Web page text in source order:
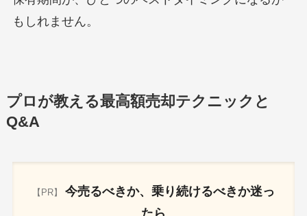
もしれません。
プロが教える最高額売却テクニックと
Q&A
【PR】
今売るべきか、乗り続けるべきか迷っ
たら